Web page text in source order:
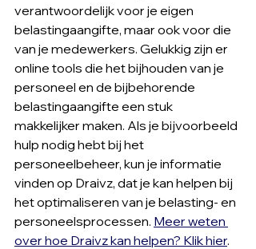
verantwoordelijk voor je eigen
belastingaangifte, maar ook voor die
van je medewerkers. Gelukkig zijn er
online tools die het bijhouden van je
personeel en de bijbehorende
belastingaangifte een stuk
makkelijker maken. Als je bijvoorbeeld
hulp nodig hebt bij het
personeelbeheer, kun je informatie
vinden op Draivz, dat je kan helpen bij
het optimaliseren van je belasting- en
personeelsprocessen. Meer weten
over hoe Draivz kan helpen? Klik hier.